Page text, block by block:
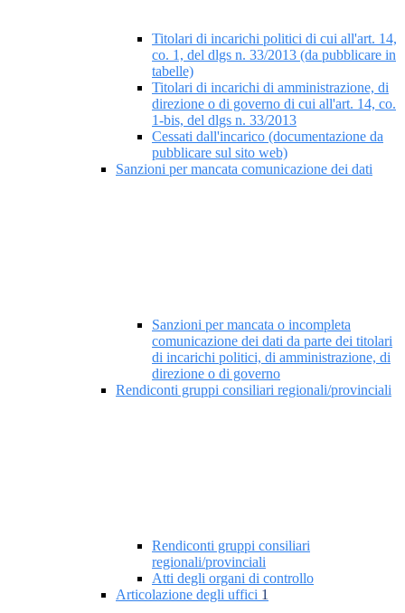
Titolari di incarichi politici di cui all'art. 14,
co. 1, del dlgs n. 33/2013 (da pubblicare in
tabelle)
Titolari di incarichi di amministrazione, di
direzione o di governo di cui all'art. 14, co.
1-bis, del dlgs n. 33/2013
Cessati dall'incarico (documentazione da
pubblicare sul sito web)
Sanzioni per mancata comunicazione dei dati
Sanzioni per mancata o incompleta
comunicazione dei dati da parte dei titolari
di incarichi politici, di amministrazione, di
direzione o di governo
Rendiconti gruppi consiliari regionali/provinciali
Rendiconti gruppi consiliari
regionali/provinciali
Atti degli organi di controllo
Articolazione degli uffici 1